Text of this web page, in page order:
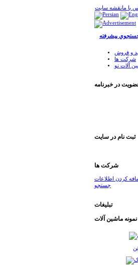
با ما نقشه سایت
پيشرفته
و فروش
شرکت ها
آلات نو
در خبرنامه
ثبت نام در سايت
شرکت ها
کردن اطلاعات
جستجو
تبليغات
نمونه ماشين آلات